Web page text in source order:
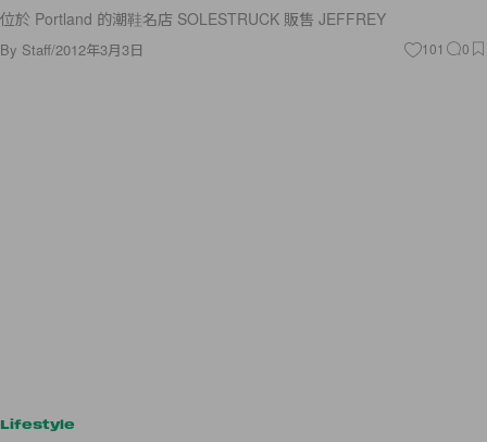
位於 Portland 的潮鞋名店 SOLESTRUCK 販售 JEFFREY
By Staff/2012年3月3日 101 0
Lifestyle